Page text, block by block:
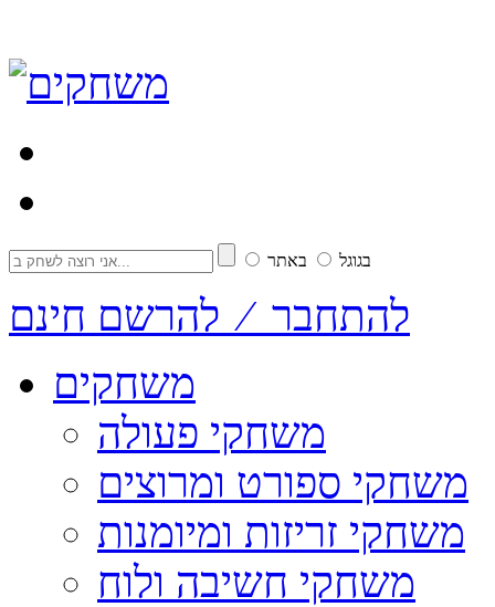
בגוגל באתר
להתחבר ⁄ להרשם חינם
משחקים
משחקי פעולה
משחקי ספורט ומרוצים
משחקי זריזות ומיומנות
משחקי חשיבה ולוח